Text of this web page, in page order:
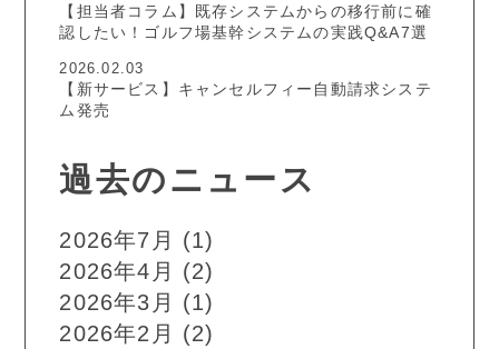
【担当者コラム】既存システムからの移行前に確
認したい！ゴルフ場基幹システムの実践Q&A7選
【新サービス】キャンセルフィー自動請求システ
ム発売
2026.02.03
過去のニュース
2026年7月
(1)
2026年4月
(2)
2026年3月
(1)
2026年2月
(2)